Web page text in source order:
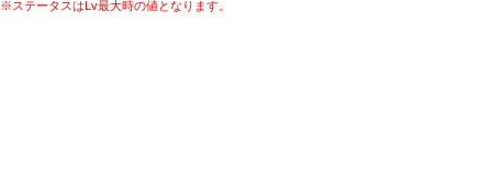
※ステータスはLv最大時の値となります。